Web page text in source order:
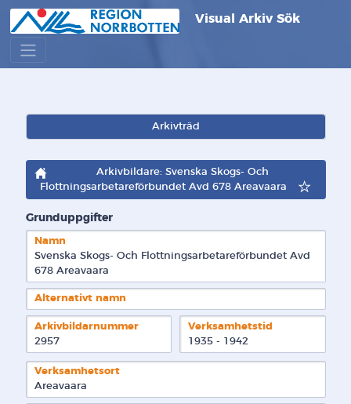
Visual Arkiv Sök
Arkivträd
Arkivbildare: Svenska Skogs- Och
Flottningsarbetareförbundet Avd 678 Areavaara
Grunduppgifter
Namn
Svenska Skogs- Och Flottningsarbetareförbundet Avd
678 Areavaara
Alternativt namn
Arkivbildarnummer
2957
Verksamhetstid
1935 - 1942
Verksamhetsort
Areavaara